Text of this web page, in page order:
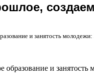
и занятость
и